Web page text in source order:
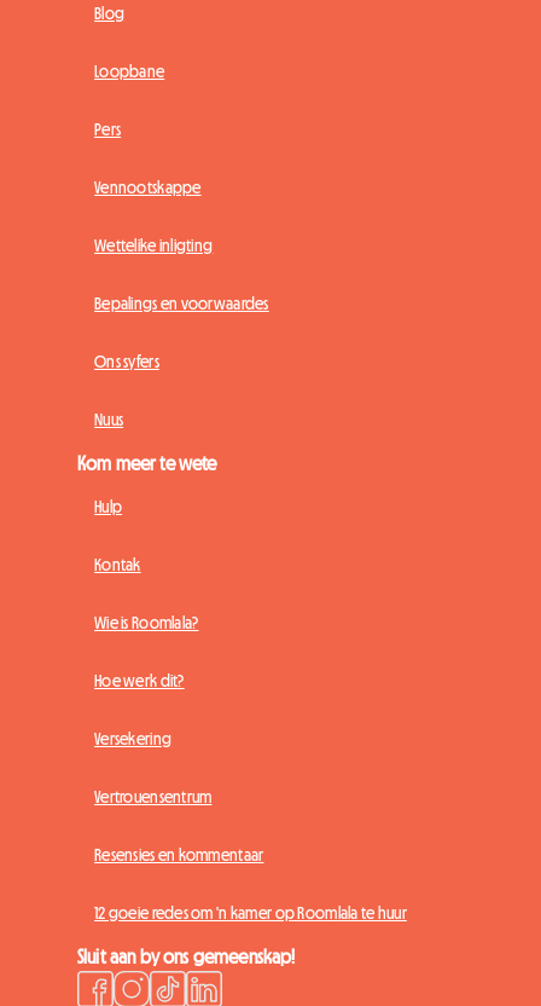
Blog
Loopbane
Pers
Vennootskappe
Wettelike inligting
Bepalings en voorwaardes
Ons syfers
Nuus
Kom meer te wete
Hulp
Kontak
Wie is Roomlala?
Hoe werk dit?
Versekering
Vertrouensentrum
Resensies en kommentaar
12 goeie redes om 'n kamer op Roomlala te huur
Sluit aan by ons gemeenskap!